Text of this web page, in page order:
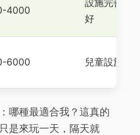
4000
好
6000 兒童設施齊
哪種最適合我？這真的
是來玩一天，隔天就